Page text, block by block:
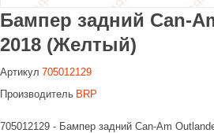
Бампер задний Can-
2018 (Желтый)
Артикул 705012129
Производитель BRP
705012129 - Бампер задний Can-Am